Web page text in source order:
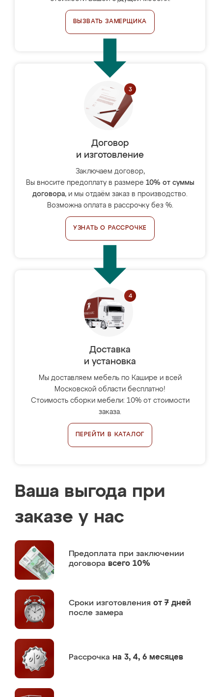
ВЫЗВАТЬ ЗАМЕРЩИКА
Договор
и изготовление
Заключаем договор,
Вы вносите предоплату в размере 10% от суммы
договора, и мы отдаём заказ в производство.
Возможна оплата в рассрочку без %.
УЗНАТЬ О РАССРОЧКЕ
Доставка
и установка
Мы доставляем мебель по Кашире и всей
Московской области бесплатно!
Стоимость сборки мебели: 10% от стоимости
заказа.
ПЕРЕЙТИ В КАТАЛОГ
Ваша выгода при
заказе у нас
Предоплата при заключении
договора всего 10%
Сроки изготовления от 7 дней
после замера
Рассрочка на 3, 4, 6 месяцев